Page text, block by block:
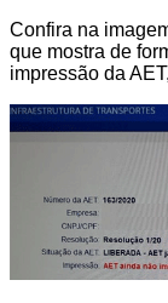
Confira na
que mostra de
impressão da